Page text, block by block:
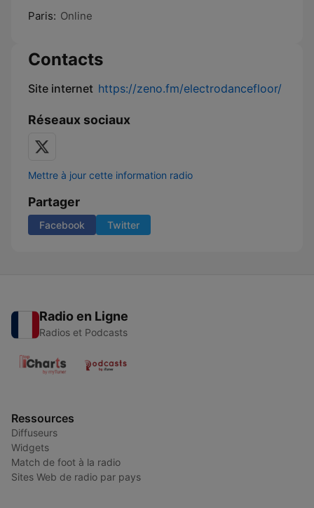
Paris: Online
Contacts
Site internet https://zeno.fm/electrodancefloor/
Réseaux sociaux
Mettre à jour cette information radio
Partager
Facebook Twitter
Radio en Ligne
Radios et Podcasts
Ressources
Diffuseurs
Widgets
Match de foot à la radio
Sites Web de radio par pays